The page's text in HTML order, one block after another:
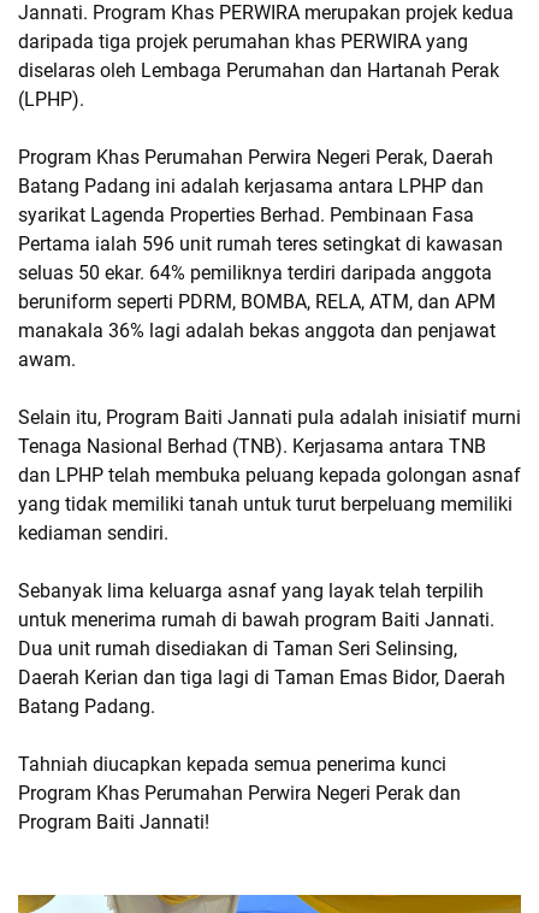
Jannati. Program Khas PERWIRA merupakan projek kedua
daripada tiga projek perumahan khas PERWIRA yang
diselaras oleh Lembaga Perumahan dan Hartanah Perak
(LPHP).
Program Khas Perumahan Perwira Negeri Perak, Daerah
Batang Padang ini adalah kerjasama antara LPHP dan
syarikat Lagenda Properties Berhad. Pembinaan Fasa
Pertama ialah 596 unit rumah teres setingkat di kawasan
seluas 50 ekar. 64% pemiliknya terdiri daripada anggota
beruniform seperti PDRM, BOMBA, RELA, ATM, dan APM
manakala 36% lagi adalah bekas anggota dan penjawat
awam.
Selain itu, Program Baiti Jannati pula adalah inisiatif murni
Tenaga Nasional Berhad (TNB). Kerjasama antara TNB
dan LPHP telah membuka peluang kepada golongan asnaf
yang tidak memiliki tanah untuk turut berpeluang memiliki
kediaman sendiri.
Sebanyak lima keluarga asnaf yang layak telah terpilih
untuk menerima rumah di bawah program Baiti Jannati.
Dua unit rumah disediakan di Taman Seri Selinsing,
Daerah Kerian dan tiga lagi di Taman Emas Bidor, Daerah
Batang Padang.
Tahniah diucapkan kepada semua penerima kunci
Program Khas Perumahan Perwira Negeri Perak dan
Program Baiti Jannati!